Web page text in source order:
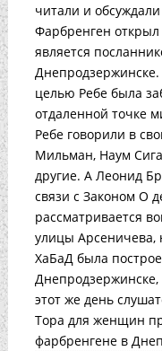
читали и
Фарбренген
является
Днепродзержинске.
целью Ребе была
отдаленной точке
Ребе говорили в
Мильман, Наум
другие. А Леонид
связи с Законом О
рассматривается
улицы Арсеничева,
ХаБаД была
этот же день
Тора для женщин
фарбренгене в